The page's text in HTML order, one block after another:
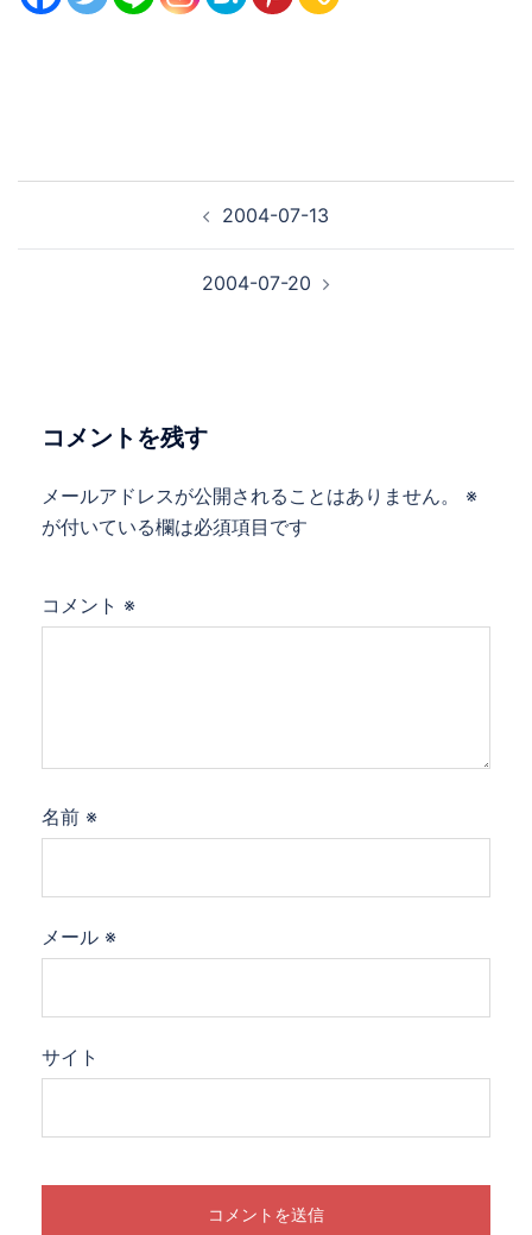
ョ
2004-07-13
2004-07-20
コメントを残す
メールアドレスが公開されることはありません。
※
が付いている欄は必須項目です
コメント ※
名前 ※
メール ※
サイト